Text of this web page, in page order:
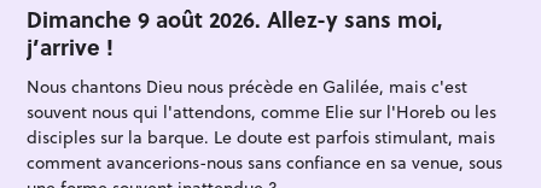
T
E
G
O
R
I
E
S
Dimanche 9 août 2026. Allez-y sans moi,
j’arrive !
Nous chantons Dieu nous précède en Galilée, mais c'est
souvent nous qui l'attendons, comme Elie sur l'Horeb ou les
disciples sur la barque. Le doute est parfois stimulant, mais
comment avancerions-nous sans confiance en sa venue, sous